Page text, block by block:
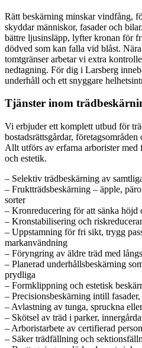
Rätt beskärning minskar vindfång,
skyddar människor, fasader och
bättre ljusinsläpp, lyfter kronan för
dödved som kan falla vid blåst.
tomtgränser arbetar vi extra
nedtagning. För dig i Larsberg
underhåll och ett snyggare
Tjänster inom
Vi erbjuder ett komplett utbud för
bostadsrättsgårdar,
Allt utförs av erfarna arborister med
och estetik.
– Selektiv trädbeskärning av
– Fruktträdsbeskärning – äpple,
sorter
– Kronreducering för att sänka höjd
– Kronstabilisering och
– Uppstamning för fri sikt, trygg
markanvändning
– Föryngring av äldre träd med
– Planerad underhållsbeskärning
prydliga
– Formklippning och estetisk
– Precisionsbeskärning intill
– Avlastning av tunga, spruckna
– Skötsel av träd i parker,
– Arboristarbete av certifierad
– Säker trädfällning och